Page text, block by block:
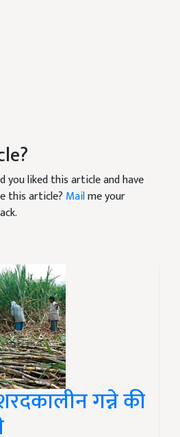
you liked this article and have
this article? Mailme your
गन्ने की